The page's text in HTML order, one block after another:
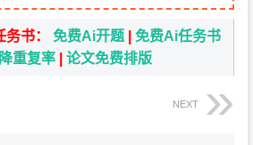
务书：免费Ai开题 |免费Ai任务书
重复率 |论文免费排版
NEXT